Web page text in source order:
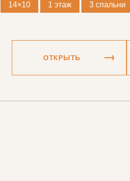
14×10 1 этаж 3 спальни
ОТКРЫТЬ